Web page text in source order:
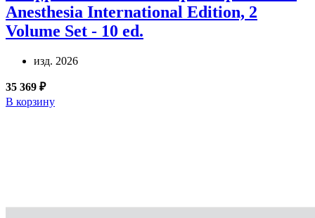
Anesthesia International Edition, 2
Volume Set - 10 ed.
изд. 2026
35 369 ₽
В корзину